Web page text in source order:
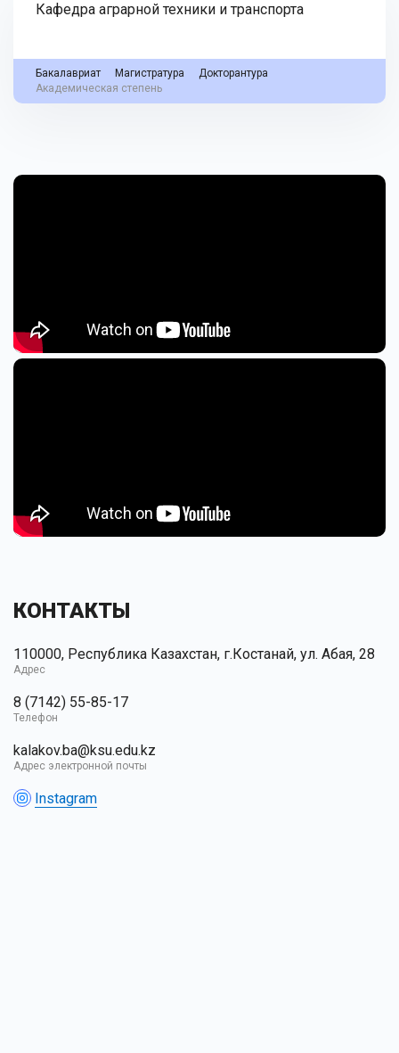
Кафедра аграрной техники и транспорта
Бакалавриат Магистратура
Докторантура
Академическая степень
КОНТАКТЫ
110000, Республика Казахстан, г.Костанай, ул. Абая, 28
Адрес
8 (7142) 55-85-17
Телефон
kalakov.ba@ksu.edu.kz
Адрес электронной почты
Instagram